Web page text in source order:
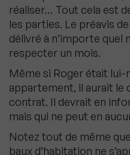
réaliser… Tout cela est
les parties. Le préavis
délivré à n’importe quel
respecter un mois.
Même si Roger était
appartement, il aurait le
contrat. Il devrait en
mais qui ne peut en
Notez tout de même
baux d’habitation ne